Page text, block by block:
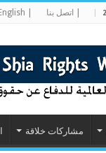
| اتصل بنا
مشاركات خلاقة